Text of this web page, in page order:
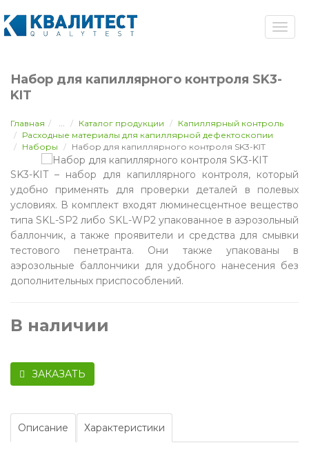
Набор для капиллярного контроля SK3-
KIT
Главная ... Каталог продукции
Капиллярный контроль
Расходные материалы для капиллярной дефектоскопии
Наборы
Набор для капиллярного контроля SK3-KIT
SK3-KIT – набор для капиллярного контроля, который
удобно применять для проверки деталей в полевых
условиях. В комплект входят люминесцентное вещество
типа SKL-SP2 либо SKL-WP2 упакованное в аэрозольный
баллончик, а также проявители и средства для смывки
тестового пенетранта. Они также упакованы в
аэрозольные баллончики для удобного нанесения без
дополнительных приспособлений.
В наличии
ЗАКАЗАТЬ
Описание Характеристики